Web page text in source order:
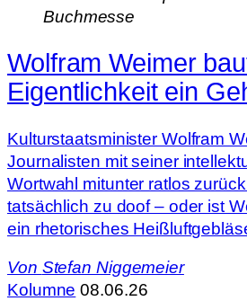
Buchmesse
Wolfram Weimer
Eigentlichkeit ein
Kulturstaatsminister Wolfram
Journalisten mit seiner
Wortwahl mitunter ratlos
tatsächlich zu doof – oder ist
ein rhetorisches
Von Stefan Niggemeier
Kolumne 08.06.26